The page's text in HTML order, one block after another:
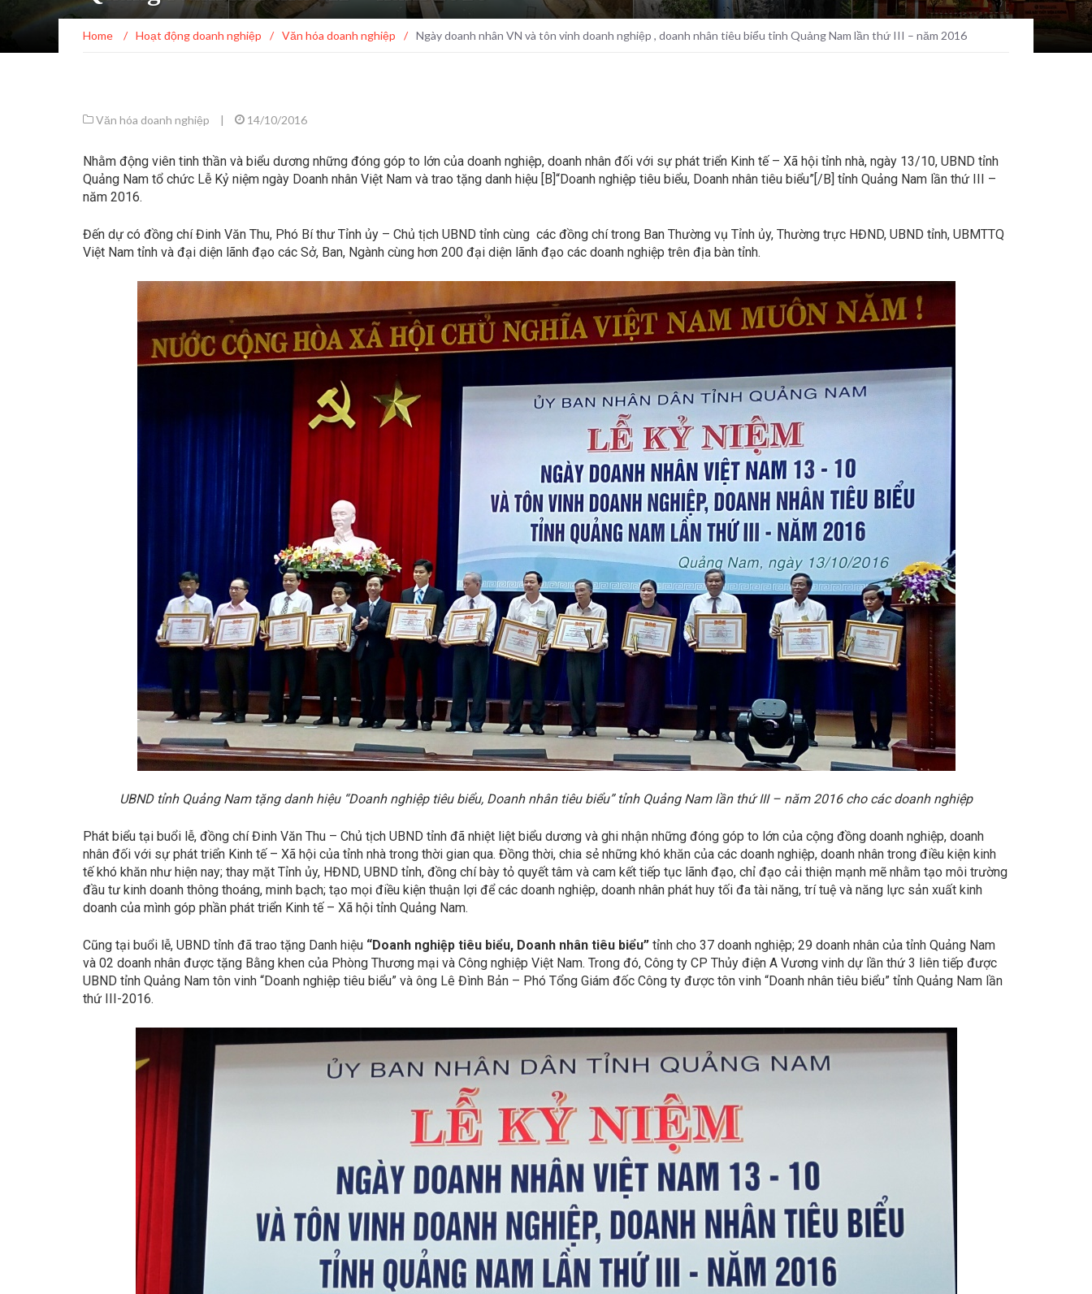
Home / Hoạt động doanh nghiệp / Văn hóa doanh nghiệp / Ngày doanh nhân VN và tôn vinh doanh nghiệp , doanh nhân tiêu biểu tỉnh Quảng Nam lần thứ III – năm 2016
Văn hóa doanh nghiệp | 14/10/2016
Nhằm động viên tinh thần và biểu dương những đóng góp to lớn của doanh nghiệp, doanh nhân đối với sự phát triển Kinh tế – Xã hội tỉnh nhà, ngày 13/10, UBND tỉnh
Quảng Nam tổ chức Lễ Kỷ niệm ngày Doanh nhân Việt Nam và trao tặng danh hiệu [B]“Doanh nghiệp tiêu biểu, Doanh nhân tiêu biểu”[/B] tỉnh Quảng Nam lần thứ III –
năm 2016.
Đến dự có đồng chí Đinh Văn Thu, Phó Bí thư Tỉnh ủy – Chủ tịch UBND tỉnh cùng các đồng chí trong Ban Thường vụ Tỉnh ủy, Thường trực HĐND, UBND tỉnh, UBMTTQ
Việt Nam tỉnh và đại diện lãnh đạo các Sở, Ban, Ngành cùng hơn 200 đại diện lãnh đạo các doanh nghiệp trên địa bàn tỉnh.
UBND tỉnh Quảng Nam tặng danh hiệu “Doanh nghiệp tiêu biểu, Doanh nhân tiêu biểu” tỉnh Quảng Nam lần thứ III – năm 2016 cho các doanh nghiệp
Phát biểu tại buổi lễ, đồng chí Đinh Văn Thu – Chủ tịch UBND tỉnh đã nhiệt liệt biểu dương và ghi nhận những đóng góp to lớn của cộng đồng doanh nghiệp, doanh
nhân đối với sự phát triển Kinh tế – Xã hội của tỉnh nhà trong thời gian qua. Đồng thời, chia sẻ những khó khăn của các doanh nghiệp, doanh nhân trong điều kiện kinh
tế khó khăn như hiện nay; thay mặt Tỉnh ủy, HĐND, UBND tỉnh, đồng chí bày tỏ quyết tâm và cam kết tiếp tục lãnh đạo, chỉ đạo cải thiện mạnh mẽ nhằm tạo môi trường
đầu tư kinh doanh thông thoáng, minh bạch; tạo mọi điều kiện thuận lợi để các doanh nghiệp, doanh nhân phát huy tối đa tài năng, trí tuệ và năng lực sản xuất kinh
doanh của mình góp phần phát triển Kinh tế – Xã hội tỉnh Quảng Nam.
Cũng tại buổi lễ, UBND tỉnh đã trao tặng Danh hiệu “Doanh nghiệp tiêu biểu, Doanh nhân tiêu biểu” tỉnh cho 37 doanh nghiệp; 29 doanh nhân của tỉnh Quảng Nam
và 02 doanh nhân được tặng Bằng khen của Phòng Thương mại và Công nghiệp Việt Nam. Trong đó, Công ty CP Thủy điện A Vương vinh dự lần thứ 3 liên tiếp được
UBND tỉnh Quảng Nam tôn vinh “Doanh nghiệp tiêu biểu” và ông Lê Đình Bản – Phó Tổng Giám đốc Công ty được tôn vinh “Doanh nhân tiêu biểu” tỉnh Quảng Nam lần
thứ III-2016.